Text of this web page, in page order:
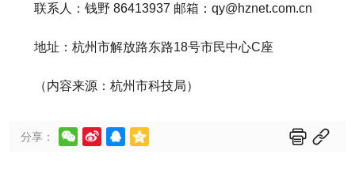
联系人：钱野 86413937 邮箱：qy@hznet.com.cn
地址：杭州市解放路东路18号市民中心C座
（内容来源：杭州市科技局）
分享：      